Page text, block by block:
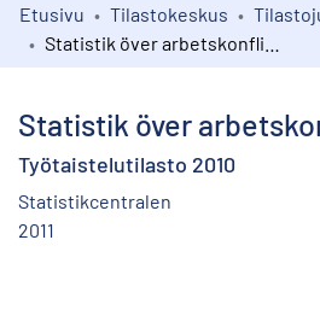
Kokoelmat
Etusivu Tilastokeskus
Statistik över
Työtaistelutilasto 2010
Statistikcentralen
2011